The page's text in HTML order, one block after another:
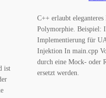
ist
C++ erlaubt
Polymorphie. Beispiel:
Implementierung für
Injektion In main.cpp
durch eine Mock- oder
ersetzt werden.